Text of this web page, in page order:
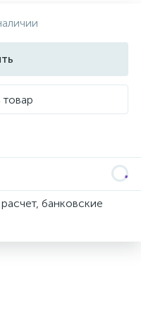
товар
банковские